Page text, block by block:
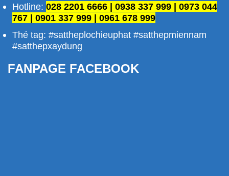
Hotline: 028 2201 6666 | 0938 337 999 | 0973 044
767 | 0901 337 999 | 0961 678 999
Thẻ tag: #sattheplochieuphat #satthepmiennam
#satthepxaydung
FANPAGE FACEBOOK